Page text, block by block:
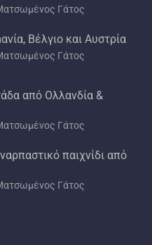
Γάτος
Βέλγιο και Αυστρία
Γάτος
από Ολλανδία &
Γάτος
παιχνίδι από
Γάτος